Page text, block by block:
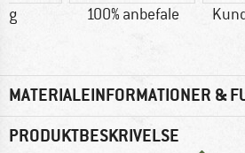
g 100% anbefale
MATERIALEINFORMATIONER &
PRODUKTBESKRIVELSE